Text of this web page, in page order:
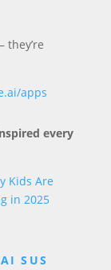
they’re
apps
every
Kids Are
in 2025
SUS